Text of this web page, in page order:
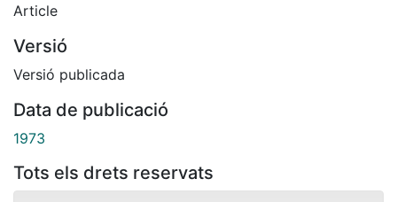
Article
Versió
Versió publicada
Data de publicació
1973
Tots els drets reservats